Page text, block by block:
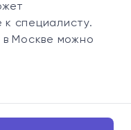
специалисту.
в Москве можно